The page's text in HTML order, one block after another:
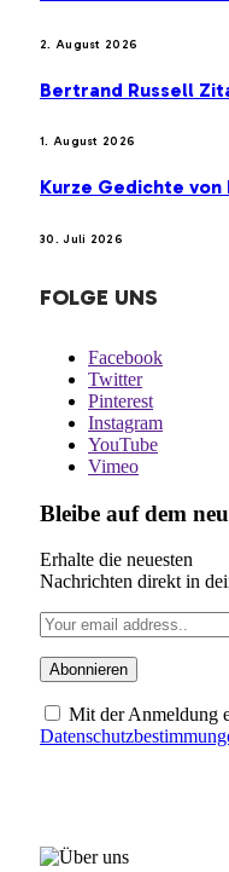
2. August 2026
Bertrand Russell
1. August 2026
Kurze Gedichte
30. Juli 2026
FOLGE UNS
Facebook
Twitter
Pinterest
Instagram
YouTube
Vimeo
Bleibe auf dem
Erhalte die neuesten
Nachrichten direkt in
Mit der Anmeldung